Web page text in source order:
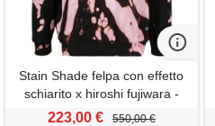
Stain Shade felpa con effetto
schiarito x hiroshi fujiwara -
nero
223,00 € 550,00 €